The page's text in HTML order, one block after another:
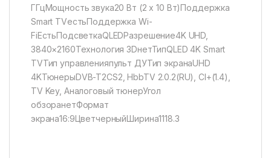
ГГцМощность звука20 Вт (2 x 10 Вт)Поддержка
Smart TVестьПоддержка Wi-
FiЕстьПодсветкаQLEDРазрешение4K UHD,
3840×2160Технология 3DнетТипQLED 4K Smart
TVТип управленияпульт ДУТип экранаUHD
4KТюнерыDVB-T2CS2, HbbTV 2.0.2(RU), CI+(1.4),
TV Key, Аналоговый тюнерУгол
обзоранетФормат
экрана16:9ЦветчерныйШирина1118.3